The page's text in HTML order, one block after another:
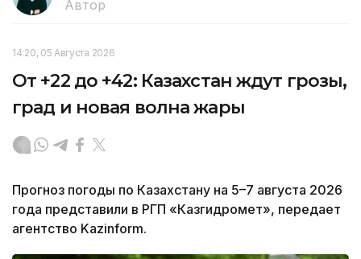
Автор
14:20, 05 Августа 2026
От +22 до +42: Казахстан ждут грозы,
град и новая волна жары
Прогноз погоды по Казахстану на 5–7 августа 2026
года представили в РГП «Казгидромет», передает
агентство Kazinform.